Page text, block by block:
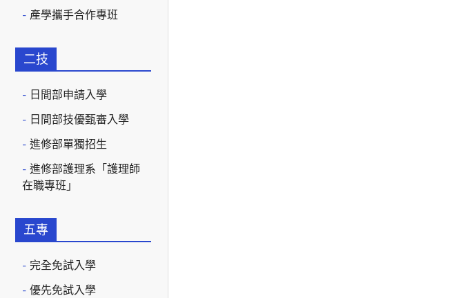
產學攜手合作專班
二技
日間部申請入學
日間部技優甄審入學
進修部單獨招生
進修部護理系「護理師
在職專班」
五專
完全免試入學
優先免試入學